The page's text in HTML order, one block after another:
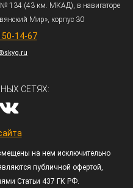
№ 134 (43км. МКАД), в навигаторе
Мир», корпус 30
14-67
СЕТЯХ:
на нем исключительно
публичной офертой,
Статьи 437 ГК РФ.